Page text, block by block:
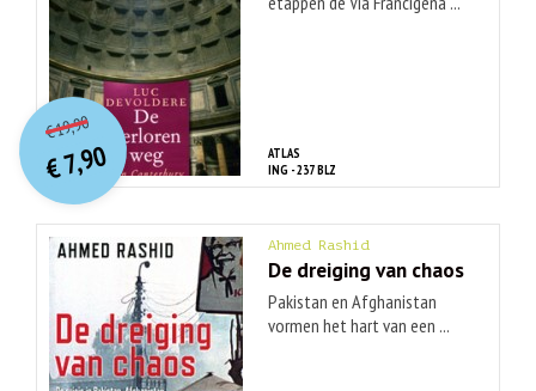
ATLAS
ING - 237 BLZ
€19,90O
orspr
onkelijke
prijs
was:
€ 19,90.
€7,90
Huidige
prijs
is:
€ 7,90.
Ahmed Rashid
De dreiging van chaos
Pakistan en Afghanistan
vormen het hart van een ...